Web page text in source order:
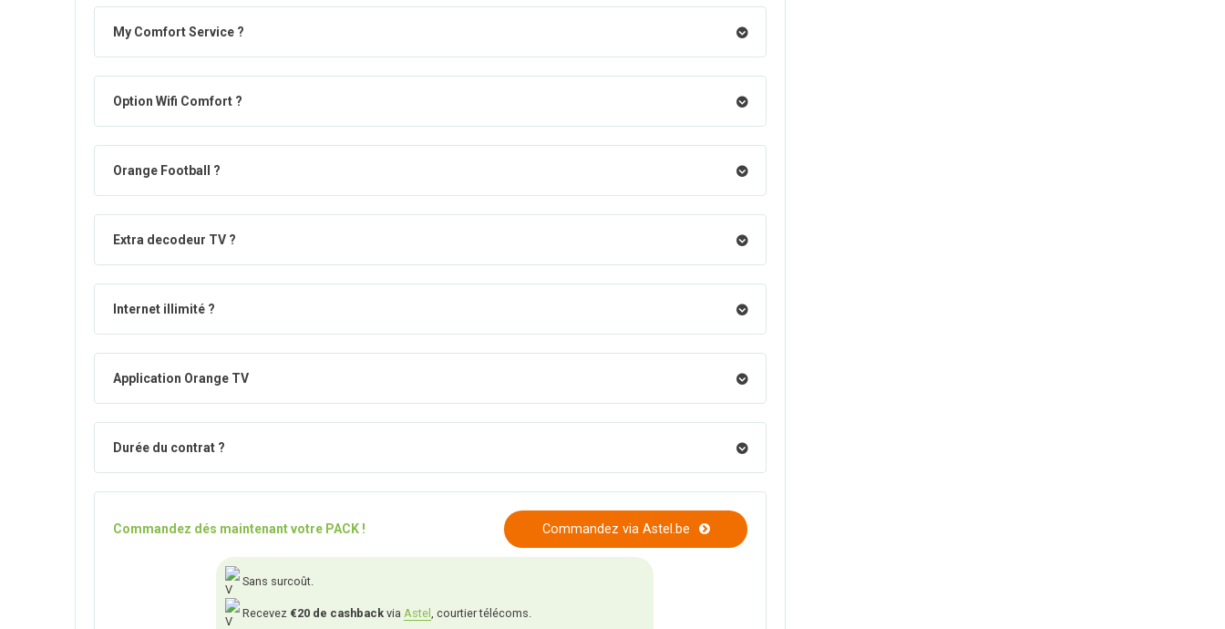
My Comfort Service ?
Option Wifi Comfort ?
Orange Football ?
Extra decodeur TV ?
Internet illimité ?
Application Orange TV
Durée du contrat ?
Commandez dés maintenant votre PACK ! Commandez via Astel.be
Sans surcoût.
Recevez €20 de cashbackvia Astel , courtier télécoms.